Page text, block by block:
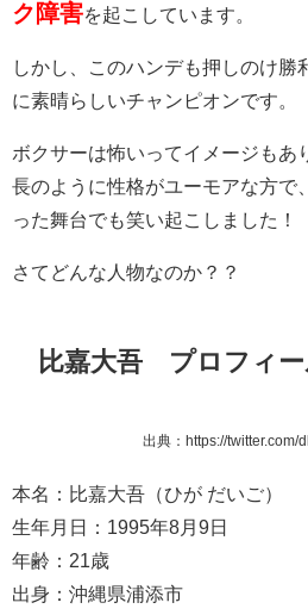
ク障害を起こしています。
しかし、このハンデも押しのけ勝
に素晴らしいチャンピオンです。
ボクサーは怖いってイメージもあ
長のように性格がユーモアな方で
った舞台でも笑い起こしました！
さてどんな人物なのか？？
比嘉大吾 プロフィ
出典：https://twitter.com/
本名：比嘉大吾（ひが だいご）
生年月日：1995年8月9日
年齢：21歳
出身：沖縄県浦添市